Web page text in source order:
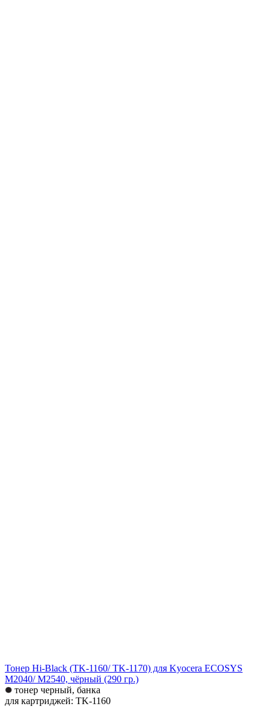
Тонер Hi-Black (TK-1160/ TK-1170) для Kyocera ECOSYS
M2040/ M2540, чёрный (290 гр.)
тонер черный, банка
для картриджей: TK-1160